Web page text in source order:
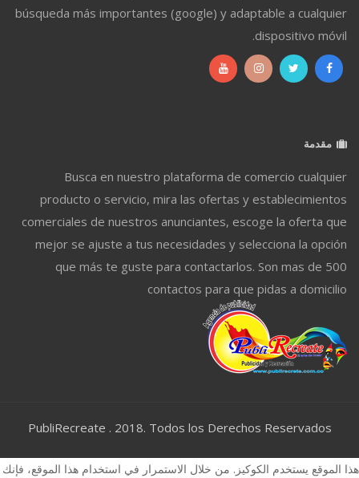
búsqueda más importantes (google) y adaptable a cualquier
dispositivo móvil.
مقدمة
Busca en nuestro plataforma de comercio cualquier
producto o servicio, mira las ofertas y establecimientos
comerciales de nuestros anunciantes, escoge la oferta que
mejor se ajuste a tus necesidades y selecciona la opción
que más te guste para contactarlos. Son mas de 500
contactos para que pidas a domicilio
PubliRecreate . 2018. Todos los Derechos Reservados
هذا الموقع يستخدم الكوكيز. من خلال الاستمرار في استخدام هذا الموقع، فإنك